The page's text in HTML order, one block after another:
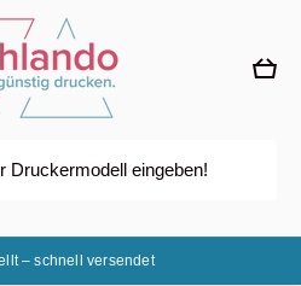
Druckermodell eingeben!
– schnell versendet